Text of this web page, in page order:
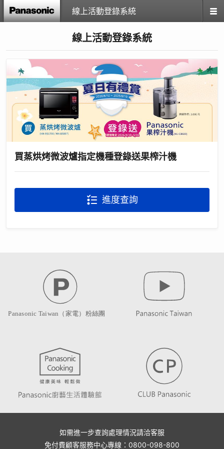
線上活動登錄系統
線上活動登錄系統
買蒸烘烤微波爐指定機種登錄送果榨汁機
進度查詢
如需進一步查詢處理情況請洽客服
免付費顧客服務中心專線：0800-098-800